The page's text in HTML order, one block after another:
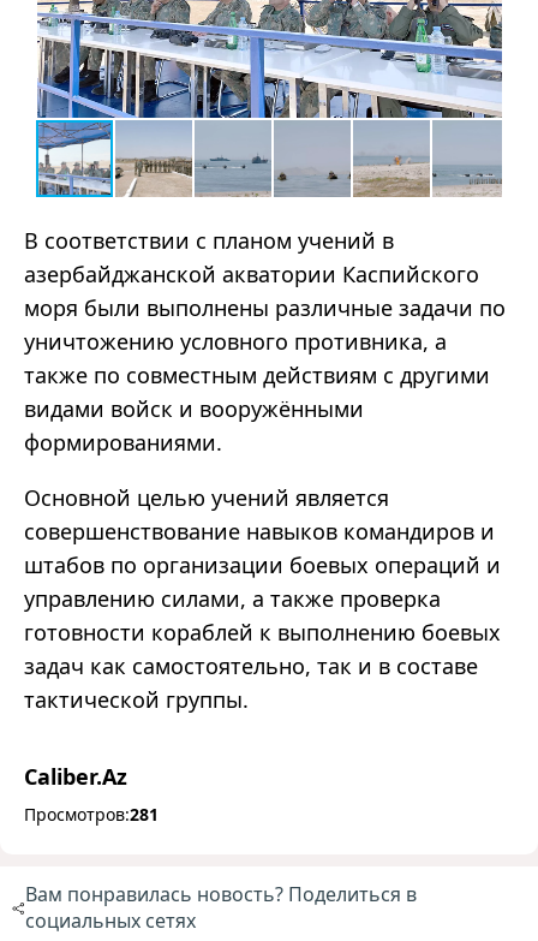
В соответствии с планом учений в
азербайджанской акватории Каспийского
моря были выполнены различные задачи по
уничтожению условного противника, а
также по совместным действиям с другими
видами войск и вооружёнными
формированиями.
Основной целью учений является
совершенствование навыков командиров и
штабов по организации боевых операций и
управлению силами, а также проверка
готовности кораблей к выполнению боевых
задач как самостоятельно, так и в составе
тактической группы.
Caliber.Az
Просмотров:281
Вам понравилась новость? Поделиться в
социальных сетях